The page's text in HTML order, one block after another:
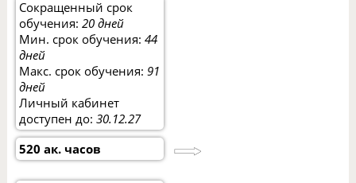
Сокращенный срок
обучения:20 дней
Мин. срок обучения:44
дней
Макс. срок обучения:91
дней
Личный кабинет
доступен до:30.12.27
520 ак. часов